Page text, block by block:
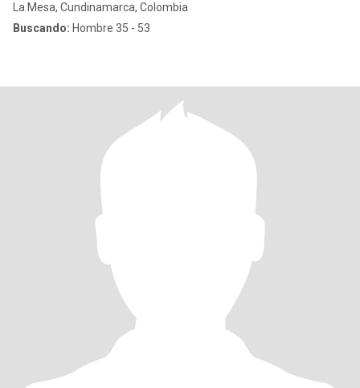
La Mesa, Cundinamarca, Colombia
Buscando: Hombre 35 - 53